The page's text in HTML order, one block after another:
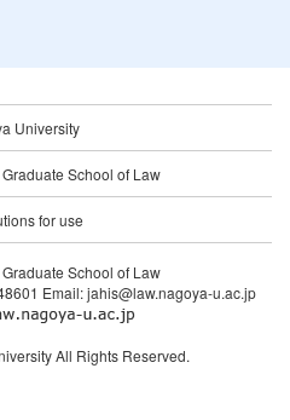
University
School of Law
for use
School of Law
Email: jahis@law.nagoya-u.ac.jp
All Rights Reserved.